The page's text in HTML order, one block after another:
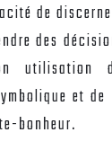
de
des
utilisation
et
bonheur.